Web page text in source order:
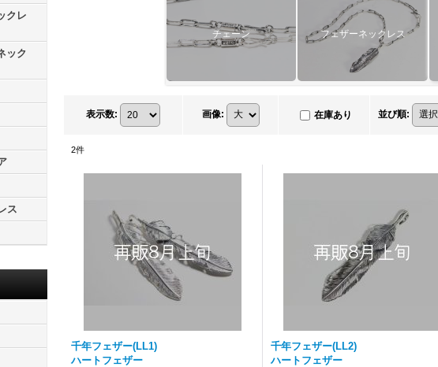
クレ
ック
ス
チェーン フェザーネックレス
表示数: 画像: 在庫あり 並び順:
2件
千年フェザー(LL1)
ハートフェザー
千年フェザー(LL2)
ハートフェザー